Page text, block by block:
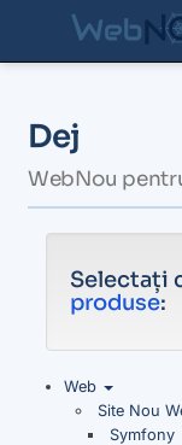
Dej
WebNou
Selectați
produse:
Web
Site Nou
Symfony